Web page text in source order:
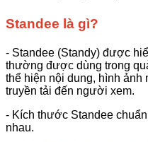
Standee là gì?
- Standee (Standy) được
thường được dùng trong
thể hiện nội dung, hình
truyền tải đến người xem.
- Kích thước Standee
nhau.